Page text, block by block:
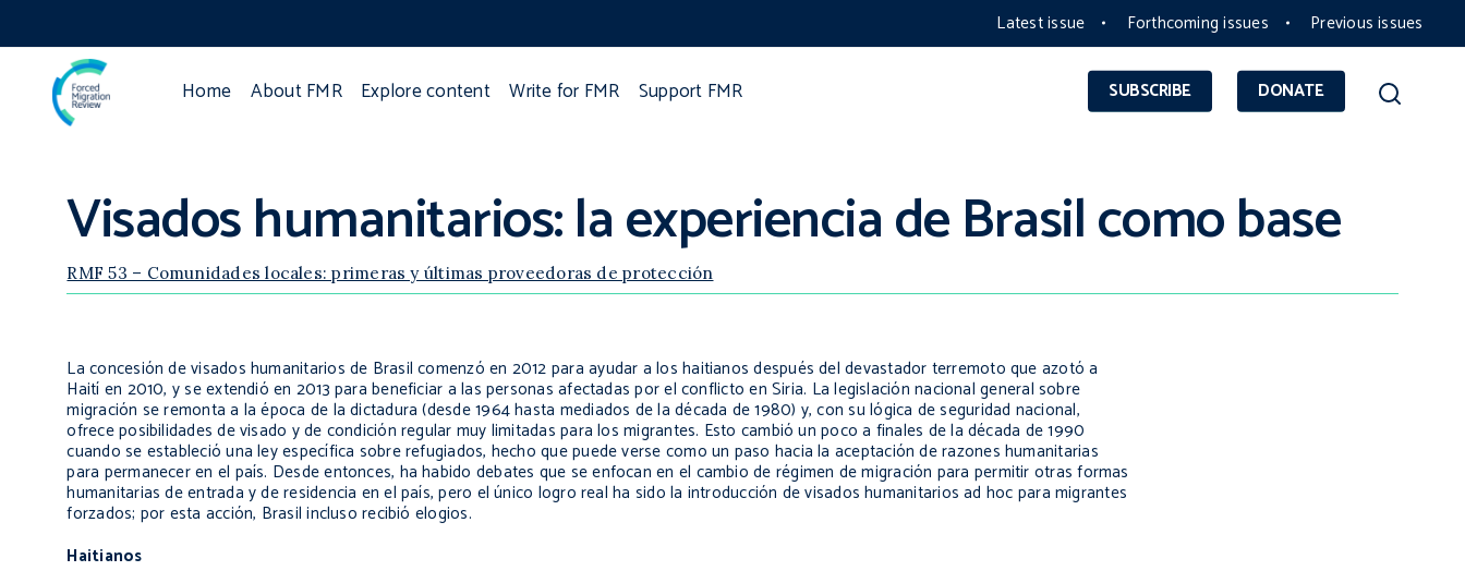
Latest issue Forthcoming issues Previous issues
SUBSCRIBE DONATE
Home About FMR Explore content Write for FMR Support FMR
Visados humanitarios: la experiencia de Brasil como base
RMF 53 – Comunidades locales: primeras y últimas proveedoras de protección
La concesión de visados humanitarios de Brasil comenzó en 2012 para ayudar a los haitianos después del devastador terremoto que azotó a
Haití en 2010, y se extendió en 2013 para beneficiar a las personas afectadas por el conflicto en Siria. La legislación nacional general sobre
migración se remonta a la época de la dictadura (desde 1964 hasta mediados de la década de 1980) y, con su lógica de seguridad nacional,
ofrece posibilidades de visado y de condición regular muy limitadas para los migrantes. Esto cambió un poco a finales de la década de 1990
cuando se estableció una ley específica sobre refugiados, hecho que puede verse como un paso hacia la aceptación de razones humanitarias
para permanecer en el país. Desde entonces, ha habido debates que se enfocan en el cambio de régimen de migración para permitir otras formas
humanitarias de entrada y de residencia en el país, pero el único logro real ha sido la introducción de visados humanitariosad hoc para migrantes
forzados; por esta acción, Brasil incluso recibió elogios.
Haitianos